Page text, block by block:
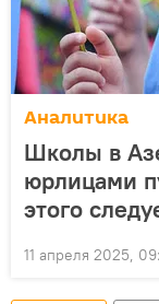
Аналитика
Школы в
юрлицами
этого
11 апреля 2025,